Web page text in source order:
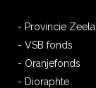
- Provincie
- VSB fonds
- Oranjefonds
- Dioraphte